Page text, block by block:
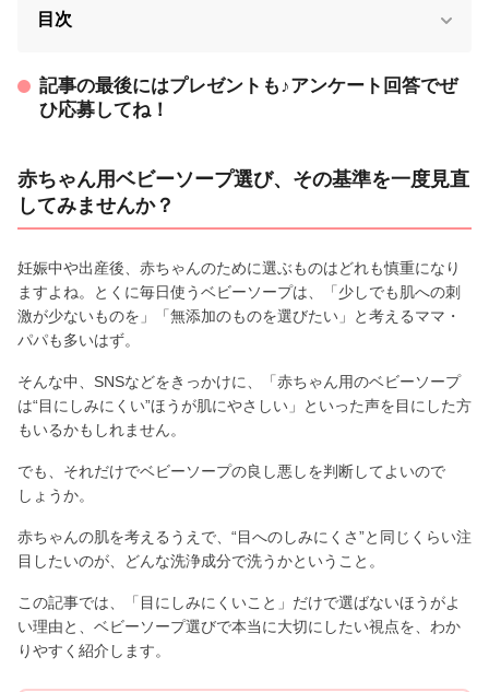
目次
記事の最後にはプレゼントも♪アンケート回答でぜ
ひ応募してね！
赤ちゃん用ベビーソープ選び、その基準を一度見直
してみませんか？
妊娠中や出産後、赤ちゃんのために選ぶものはどれも慎重になり
ますよね。とくに毎日使うベビーソープは、「少しでも肌への刺
激が少ないものを」「無添加のものを選びたい」と考えるママ・
パパも多いはず。
そんな中、SNSなどをきっかけに、「赤ちゃん用のベビーソープ
は“目にしみにくい”ほうが肌にやさしい」といった声を目にした方
もいるかもしれません。
でも、それだけでベビーソープの良し悪しを判断してよいので
しょうか。
赤ちゃんの肌を考えるうえで、“目へのしみにくさ”と同じくらい注
目したいのが、どんな洗浄成分で洗うかということ。
この記事では、「目にしみにくいこと」だけで選ばないほうがよ
い理由と、ベビーソープ選びで本当に大切にしたい視点を、わか
りやすく紹介します。